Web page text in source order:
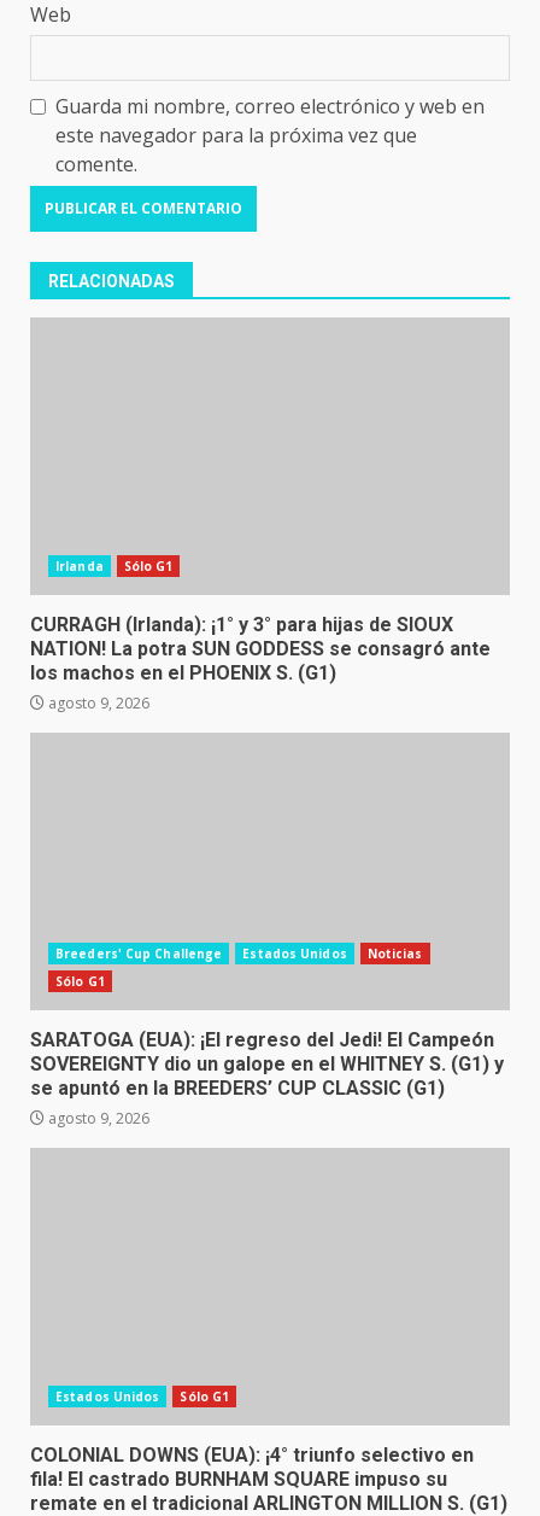
Web
Guarda mi nombre, correo electrónico y web en
este navegador para la próxima vez que
comente.
RELACIONADAS
Irlanda Sólo G1
CURRAGH (Irlanda): ¡1° y 3° para hijas de SIOUX
NATION! La potra SUN GODDESS se consagró ante
los machos en el PHOENIX S. (G1)
agosto 9, 2026
Breeders' Cup Challenge Estados Unidos
Noticias
Sólo G1
SARATOGA (EUA): ¡El regreso del Jedi! El Campeón
SOVEREIGNTY dio un galope en el WHITNEY S. (G1) y
se apuntó en la BREEDERS’ CUP CLASSIC (G1)
agosto 9, 2026
Estados Unidos Sólo G1
COLONIAL DOWNS (EUA): ¡4° triunfo selectivo en
fila! El castrado BURNHAM SQUARE impuso su
remate en el tradicional ARLINGTON MILLION S. (G1)